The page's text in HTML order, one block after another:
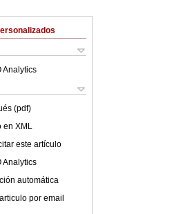
Analytics
(pdf)
en XML
este artículo
Analytics
automática
por email